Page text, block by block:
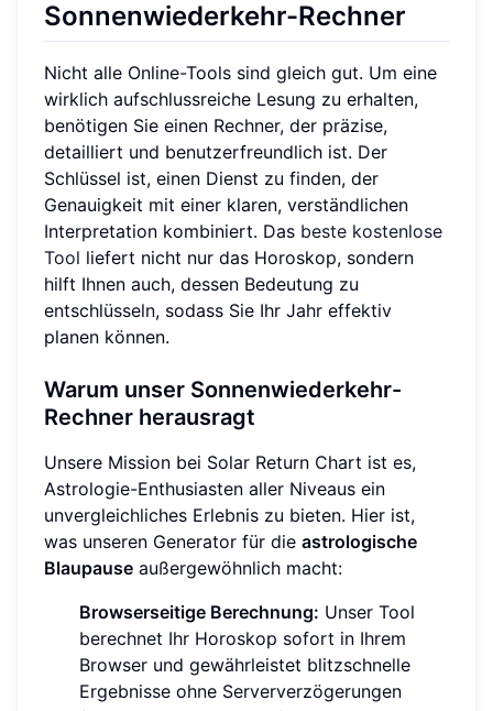
Sonnenwiederkehr-Rechner
Nicht alle Online-Tools sind gleich gut. Um eine
wirklich aufschlussreiche Lesung zu erhalten,
benötigen Sie einen Rechner, der präzise,
detailliert und benutzerfreundlich ist. Der
Schlüssel ist, einen Dienst zu finden, der
Genauigkeit mit einer klaren, verständlichen
Interpretation kombiniert. Das beste kostenlose
Tool liefert nicht nur das Horoskop, sondern
hilft Ihnen auch, dessen Bedeutung zu
entschlüsseln, sodass Sie Ihr Jahr effektiv
planen können.
Warum unser Sonnenwiederkehr-
Rechner herausragt
Unsere Mission bei Solar Return Chart ist es,
Astrologie-Enthusiasten aller Niveaus ein
unvergleichliches Erlebnis zu bieten. Hier ist,
was unseren Generator für die astrologische
Blaupause außergewöhnlich macht:
Browserseitige Berechnung: Unser Tool
berechnet Ihr Horoskop sofort in Ihrem
Browser und gewährleistet blitzschnelle
Ergebnisse ohne Serververzögerungen